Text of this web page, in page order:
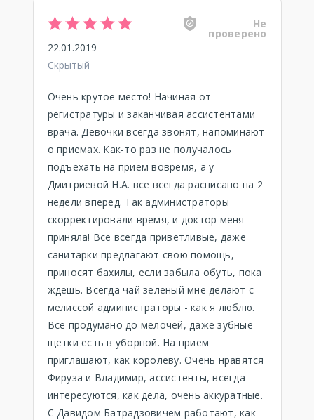
Не
проверено
22.01.2019
Скрытый
Очень крутое место! Начиная от
регистратуры и заканчивая ассистентами
врача. Девочки всегда звонят, напоминают
о приемах. Как-то раз не получалось
подъехать на прием вовремя, а у
Дмитриевой Н.А. все всегда расписано на 2
недели вперед. Так администраторы
скорректировали время, и доктор меня
приняла! Все всегда приветливые, даже
санитарки предлагают свою помощь,
приносят бахилы, если забыла обуть, пока
ждешь. Всегда чай зеленый мне делают с
мелиссой администраторы - как я люблю.
Все продумано до мелочей, даже зубные
щетки есть в уборной. На прием
приглашают, как королеву. Очень нравятся
Фируза и Владимир, ассистенты, всегда
интересуются, как дела, очень аккуратные.
С Давидом Батрадзовичем работают, как-